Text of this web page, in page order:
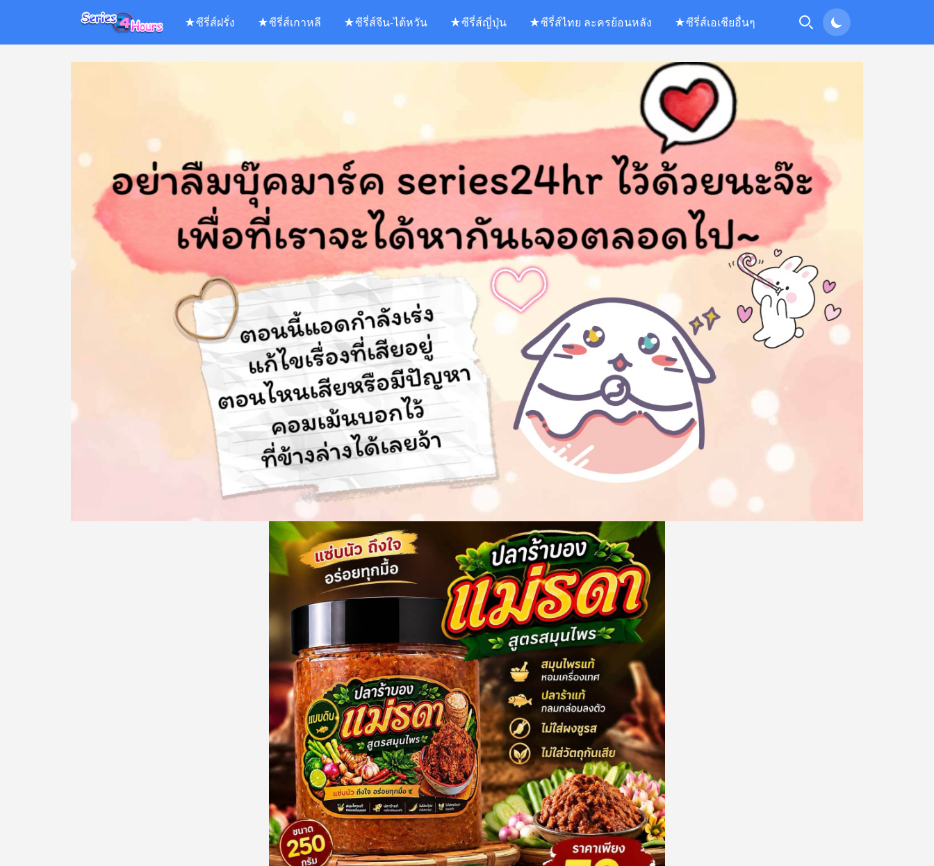
content
Search
★ซีรี่ส์ฝรั่ง ★ซีรี่ส์เกาหลี ★ซีรี่ส์จีน-ไต้หวัน ★ซีรี่ส์ญี่ปุ่น ★ซีรี่ส์ไทย ละครย้อนหลัง ★ซีรี่ส์เอเชียอื่นๆ